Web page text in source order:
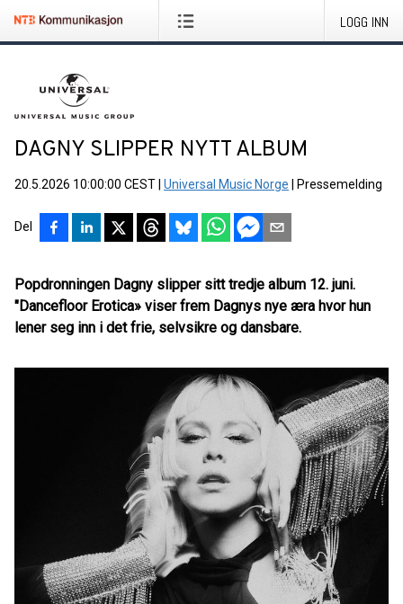
LOGG INN
DAGNY SLIPPER NYTT ALBUM
20.5.2026 10:00:00 CEST Universal Music Norge Pressemelding
Del
Popdronningen Dagny slipper sitt tredje album 12. juni.
"Dancefloor Erotica» viser frem Dagnys nye æra hvor hun
lener seg inn i det frie, selvsikre og dansbare.